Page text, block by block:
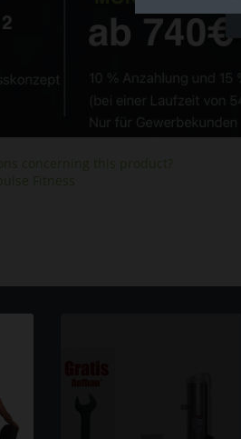
concerning this product?
Fitness